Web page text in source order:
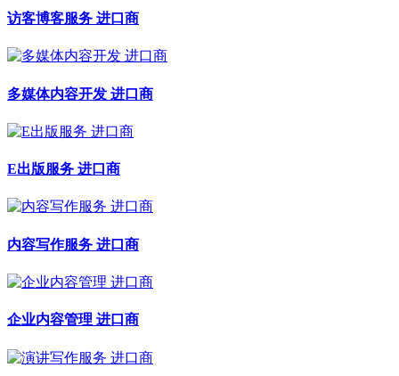
访客博客服务 进口商
多媒体内容开发 进口商
E出版服务 进口商
内容写作服务 进口商
企业内容管理 进口商